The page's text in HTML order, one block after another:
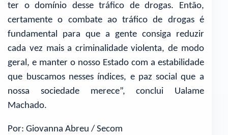
ter o domínio desse tráfico de drogas. Então,
certamente o combate ao tráfico de drogas é
fundamental para que a gente consiga reduzir
cada vez mais a criminalidade violenta, de modo
geral, e manter o nosso Estado com a estabilidade
que buscamos nesses índices, e paz social que a
nossa sociedade merece”, conclui Ualame
Machado.
Por: Giovanna Abreu / Secom